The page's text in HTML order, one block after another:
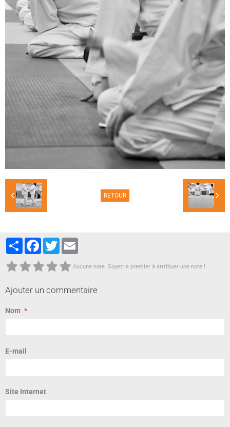
RETOUR
PartagerFacebook
Twitter
Aucune note. Soyez le premier à attribuer une note !
Ajouter un commentaire
Nom
E-mail
Site Internet